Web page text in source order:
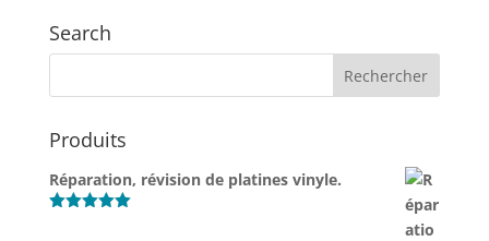
à
Search
Produits
Réparation, révision de platines vinyle.